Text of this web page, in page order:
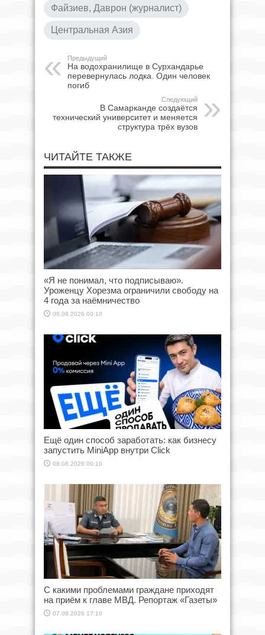
Файзиев, Даврон (журналист)
Центральная Азия
Предыдущий
На водохранилище в Сурхандарье
перевернулась лодка. Один человек
погиб
Следующий
В Самарканде создаётся
технический университет и меняется
структура трёх вузов
ЧИТАЙТЕ ТАКЖЕ
«Я не понимал, что подписываю».
Уроженцу Хорезма ограничили свободу на
4 года за наёмничество
08.08.2026 00:10
Ещё один способ заработать: как бизнесу
запустить MiniApp внутри Click
08.08.2026 00:10
С какими проблемами граждане приходят
на приём к главе МВД. Репортаж «Газеты»
07.08.2026 17:10